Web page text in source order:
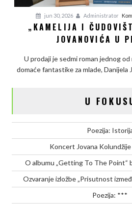
jun 30, 2026 Administrator
„KAMELIJA I
JOVANOVIĆA U
U prodaji je sedmi roman jednog
domaće fantastike za mlade, Danijela
U
Poezija:
Koncert Jovana
O albumu „Getting To The Point“
Ozvaranje izložbe „Prisutnost
Poezija: ***